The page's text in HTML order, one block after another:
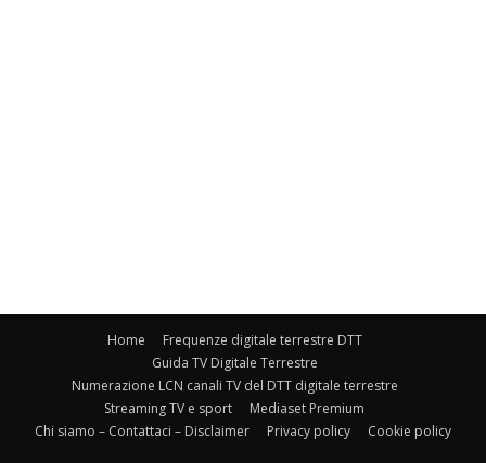
Home
Frequenze digitale terrestre DTT
Guida TV Digitale Terrestre
Numerazione LCN canali TV del DTT digitale terrestre
Streaming TV e sport
Mediaset Premium
Chi siamo – Contattaci – Disclaimer
Privacy policy Cookie policy